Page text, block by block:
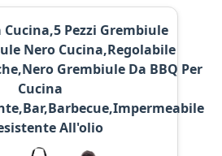
Pezzi Grembiule
Nero Cucina,Regolabile
Grembiule Da BBQ Per
Cucina
All'olio